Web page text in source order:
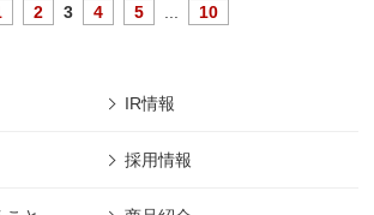
2 3 4 5 10
IR情報
採用情報